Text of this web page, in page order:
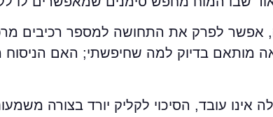
אפשר לפרק את התחושה למספר רכיבים
מותאם בדיוק למה שחיפשתי; האם הניסוח
אינו עובד, הסיכוי לקליק יורד בצורה